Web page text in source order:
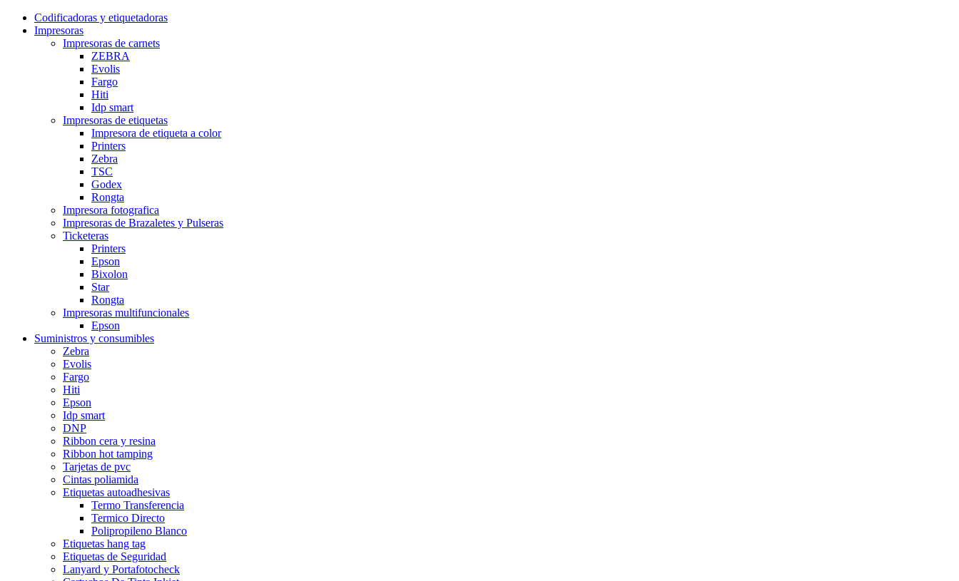
Codificadoras y etiquetadoras
Impresoras
Impresoras de carnets
ZEBRA
Evolis
Fargo
Hiti
Idp smart
Impresoras de etiquetas
Impresora de etiqueta a color
Printers
Zebra
TSC
Godex
Rongta
Impresora fotografica
Impresoras de Brazaletes y Pulseras
Ticketeras
Printers
Epson
Bixolon
Star
Rongta
Impresoras multifuncionales
Epson
Suministros y consumibles
Zebra
Evolis
Fargo
Hiti
Epson
Idp smart
DNP
Ribbon cera y resina
Ribbon hot tamping
Tarjetas de pvc
Cintas poliamida
Etiquetas autoadhesivas
Termo Transferencia
Termico Directo
Polipropileno Blanco
Etiquetas hang tag
Etiquetas de Seguridad
Lanyard y Portafotocheck